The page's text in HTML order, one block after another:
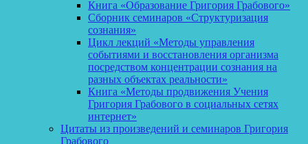
Книга «Образование Григория Грабового»
Сборник семинаров «Структуризация
сознания»
Цикл лекций «Методы управления
событиями и восстановления организма
посредством концентрации сознания на
разных объектах реальности»
Книга «Методы продвижения Учения
Григория Грабового в социальных сетях
интернет»
Цитаты из произведений и семинаров Григория
Грабового